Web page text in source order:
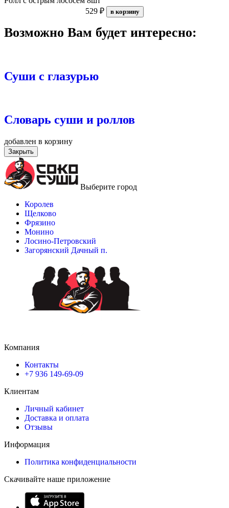
529 ₽
в корзину
Возможно Вам будет интересно:
Суши с глазурью
Словарь суши и роллов
добавлен в корзину
Закрыть
Выберите город
Королев
Щелково
Фрязино
Монино
Лосино-Петровский
Загорянский Дачный п.
Компания
Контакты
+7 936 149-69-09
Клиентам
Личный кабинет
Доставка и оплата
Отзывы
Информация
Политика конфиденциальности
Скачивайте наше приложение